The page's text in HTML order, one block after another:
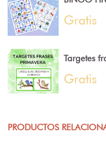
Gratis
Targetes
Gratis
PRODUCTOS